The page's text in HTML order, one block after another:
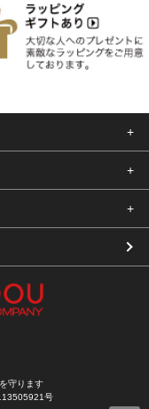
守ります
号